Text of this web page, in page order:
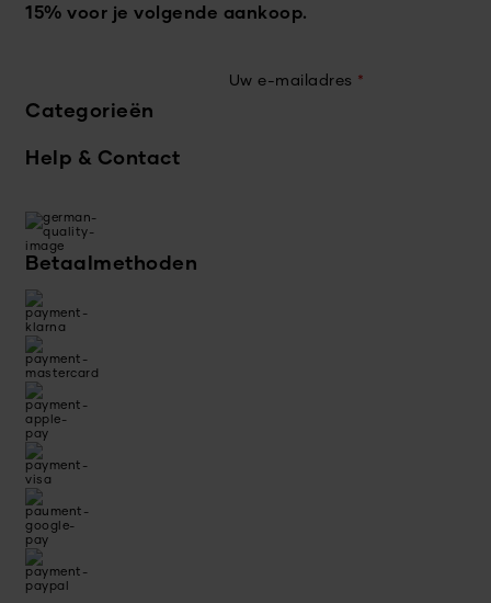
15% voor je volgende aankoop.
Uw e-mailadres *
Categorieën
Help & Contact
Betaalmethoden